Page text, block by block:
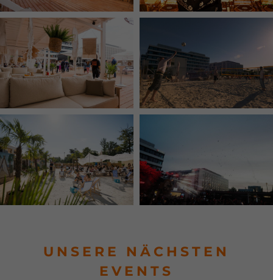
UNSERE NÄCHSTEN
EVENTS